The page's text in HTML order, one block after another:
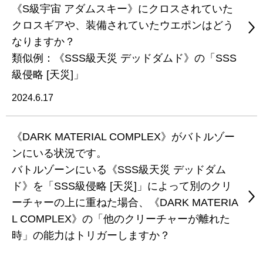
《S級宇宙 アダムスキー》にクロスされていた
クロスギアや、装備されていたウエポンはどう
なりますか？
類似例：《SSS級天災 デッドダムド》の「SSS
級侵略 [天災]」
2024.6.17
《DARK MATERIAL COMPLEX》がバトルゾー
ンにいる状況です。
バトルゾーンにいる《SSS級天災 デッドダム
ド》を「SSS級侵略 [天災]」によって別のクリ
ーチャーの上に重ねた場合、《DARK MATERIA
L COMPLEX》の「他のクリーチャーが離れた
時」の能力はトリガーしますか？